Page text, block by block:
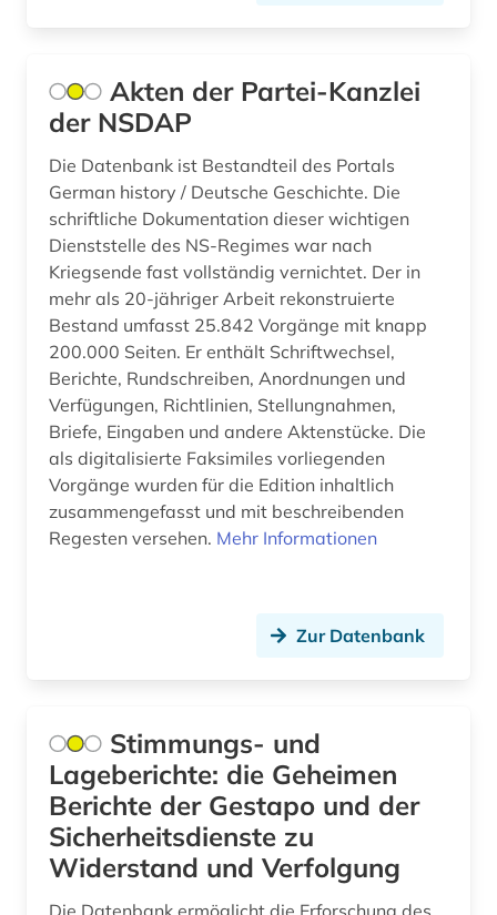
wiesbaden (1)
zweiter weltkrieg (2)
österreich (11)
überlebender (8)
Akten der Partei-Kanzlei
der NSDAP
Die Datenbank ist Bestandteil des Portals
German history / Deutsche Geschichte. Die
schriftliche Dokumentation dieser wichtigen
Dienststelle des NS-Regimes war nach
Kriegsende fast vollständig vernichtet. Der in
mehr als 20-jähriger Arbeit rekonstruierte
Bestand umfasst 25.842 Vorgänge mit knapp
200.000 Seiten. Er enthält Schriftwechsel,
Berichte, Rundschreiben, Anordnungen und
Verfügungen, Richtlinien, Stellungnahmen,
Briefe, Eingaben und andere Aktenstücke. Die
als digitalisierte Faksimiles vorliegenden
Vorgänge wurden für die Edition inhaltlich
zusammengefasst und mit beschreibenden
Regesten versehen. Mehr Informationen
Zur Datenbank
Stimmungs- und
Lageberichte: die Geheimen
Berichte der Gestapo und der
Sicherheitsdienste zu
Widerstand und Verfolgung